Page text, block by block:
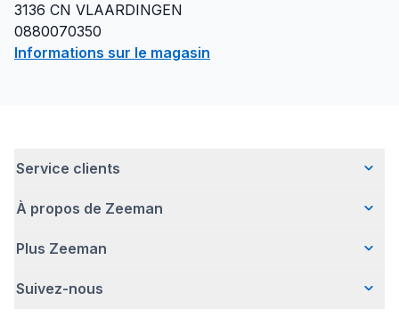
3136 CN VLAARDINGEN
0880070350
Informations sur le magasin
Service clients
Questions fréquentes
Livraison
Retour d'articles
À propos de Zeeman
Qui sommes-nous ?
Une entreprise responsable
Plus Zeeman
Avertissement de sécurité
Suivez-nous